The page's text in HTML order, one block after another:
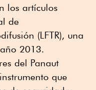
los artículos
de
(LFTR), una
2013.
del Panaut
que